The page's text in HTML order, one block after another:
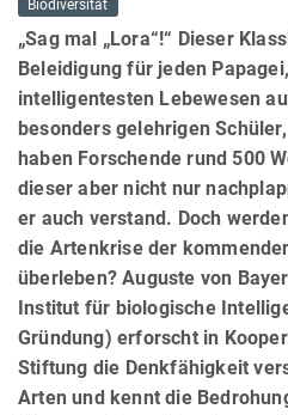
Biodiversität
„Sag mal „Lora“!“ Dieser
Beleidigung für jeden
intelligentesten Lebewesen
besonders gelehrigen
haben Forschende rund 500
dieser aber nicht nur
er auch verstand. Doch
die Artenkrise der
überleben? Auguste von
Institut für biologische
Gründung) erforscht in
Stiftung die Denkfähigkeit
Arten und kennt die